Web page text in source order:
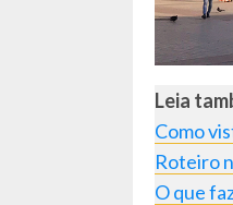
Leia
Como
Roteiro
O que